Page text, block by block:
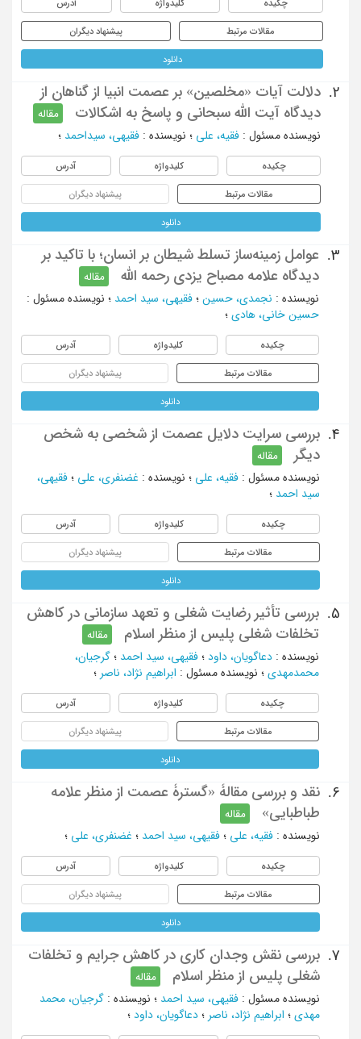
چکیده کلیدواژه آدرس
مقالات مرتبط پیشنهاد دیگران
دانلود
2.
دلالت آیات «مخلصین» بر عصمت انبیا از گناهان از
دیدگاه آیت الله سبحانی و پاسخ به اشکالات
مقاله
نویسنده مسئول : فقیه، علی ؛ نویسنده : فقیهی، سیداحمد ؛
چکیده کلیدواژه آدرس
مقالات مرتبط پیشنهاد دیگران
دانلود
3.
عوامل زمینه‌ساز تسلط شیطان بر انسان؛ با تاکید بر
دیدگاه علامه مصباح یزدی رحمه الله
مقاله
نویسنده : نجمدی‌، حسین ؛ فقیهی، سید احمد ؛ نویسنده مسئول :
حسین خانی، هادی ؛
چکیده کلیدواژه آدرس
مقالات مرتبط پیشنهاد دیگران
دانلود
4.
بررسی سرایت‌ دلایل عصمت از شخصی به شخص
دیگر
مقاله
نویسنده مسئول : فقیه، علی ؛ نویسنده : غضنفری، علی ؛ فقیهی،
سید احمد ؛
چکیده کلیدواژه آدرس
مقالات مرتبط پیشنهاد دیگران
دانلود
5.
بررسی تأثیر رضایت شغلی و تعهد سازمانی در کاهش
تخلفات شغلی پلیس از منظر اسلام
مقاله
نویسنده : دعاگویان، داود ؛ فقیهی، سید احمد ؛ گرجیان،
محمدمهدی ؛ نویسنده مسئول : ابراهیم نژاد، ناصر ؛
چکیده کلیدواژه آدرس
مقالات مرتبط پیشنهاد دیگران
دانلود
6.
نقد و بررسی مقالۀ «گسترۀ عصمت از منظر علامه
طباطبایی»
مقاله
نویسنده : فقیه، علی ؛ فقیهی، سید احمد ؛ غضنفری، علی ؛
چکیده کلیدواژه آدرس
مقالات مرتبط پیشنهاد دیگران
دانلود
7.
بررسی نقش وجدان‌ کاری در کاهش جرایم و تخلفات
شغلی پلیس از منظر اسلام
مقاله
نویسنده مسئول : فقیهی، سید احمد ؛ نویسنده : گرجیان، محمد
مهدی ؛ ابراهیم نژاد، ناصر ؛ دعاگویان، داود ؛